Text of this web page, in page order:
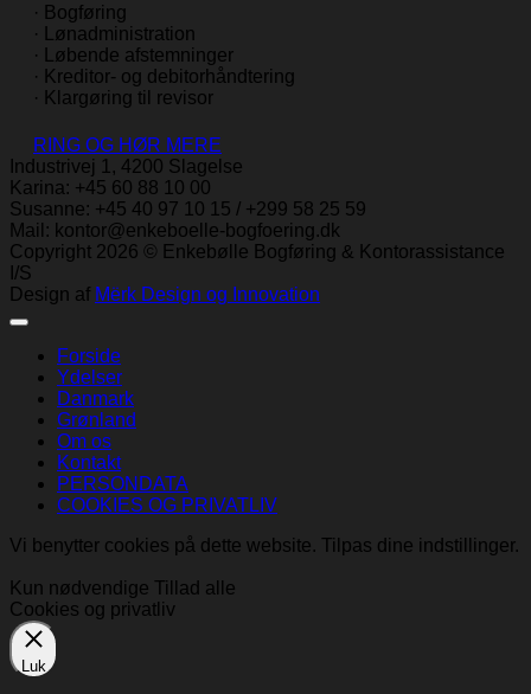
· Bogføring
· Lønadministration
· Løbende afstemninger
· Kreditor- og debitorhåndtering
· Klargøring til revisor
RING OG HØR MERE
Industrivej 1, 4200 Slagelse
Karina: +45 60 88 10 00
Susanne: +45 40 97 10 15 / +299 58 25 59
Mail: kontor@enkeboelle-bogfoering.dk
Copyright 2026 © Enkebølle Bogføring & Kontorassistance
I/S
Design af Mërk Design og Innovation
Forside
Ydelser
Danmark
Grønland
Om os
Kontakt
PERSONDATA
COOKIES OG PRIVATLIV
Vi benytter cookies på dette website. Tilpas dine indstillinger.
Kun nødvendige Tillad alle
Cookies og privatliv
Luk